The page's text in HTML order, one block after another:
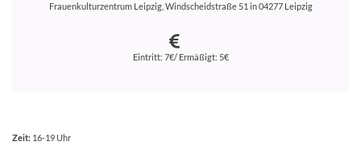
Frauenkulturzentrum Leipzig, Windscheidstraße 51 in 04277 Leipzig
Eintritt: 7€/ Ermäßigt: 5€
Zeit: 16-19 Uhr